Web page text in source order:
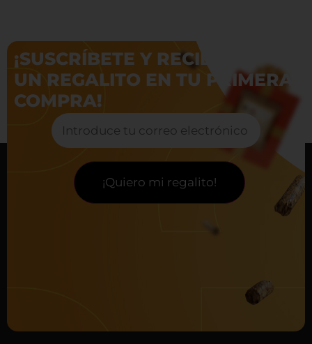
¡SUSCRÍBETE Y RECIBE
UN REGALITO EN TU PRIMERA
COMPRA!